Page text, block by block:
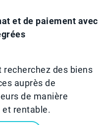
et de paiement avec
recherchez des biens
auprès de
de manière
rentable.